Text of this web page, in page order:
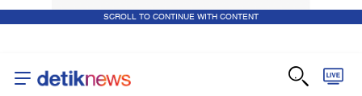
SCROLL TO CONTINUE WITH CONTENT